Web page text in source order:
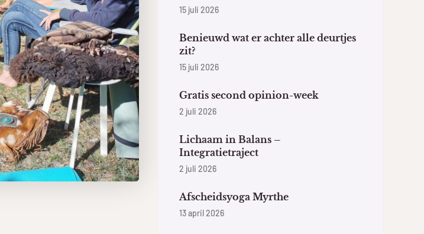
15 juli 2026
Benieuwd wat er achter alle deurtjes
zit?
15 juli 2026
Gratis second opinion-week
2 juli 2026
Lichaam in Balans –
Integratietraject
2 juli 2026
Afscheidsyoga Myrthe
13 april 2026